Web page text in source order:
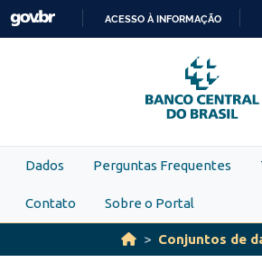
Skip to main content
PARA
O
CONTEÚDO
ACESSO À INFORMAÇÃO
Dados Perguntas Frequentes
Contato Sobre o Portal
Conjuntos de